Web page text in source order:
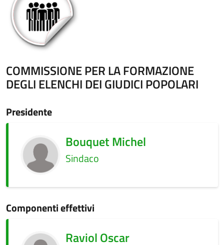
COMMISSIONE PER LA FORMAZIONE
DEGLI ELENCHI DEI GIUDICI POPOLARI
Presidente
Bouquet Michel
Sindaco
Componenti effettivi
Raviol Oscar